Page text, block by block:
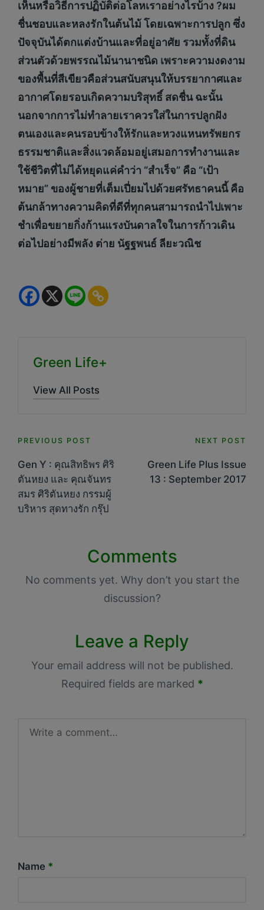
เห็นหรือวิธีการปฏิบัติต่อโลหเราอย่างไรบ้าง ?ผม
ชื่นชอบและหลงรักในต้นไม้ โดยเฉพาะการปลูก ซึ่ง
ปัจจุบันได้ตกแต่งบ้านและที่อยู่อาศัย รวมทั้งที่ดิน
ส่วนตัวด้วยพรรณไม้นานาชนิด เพราะความงดงาม
ของพื้นที่สีเขียวคือส่วนสนับสนุนให้บรรยากาศและ
อากาศโดยรอบเกิดความบริสุทธิ์ สดชื่น ฉะนั้น
นอกจากการไม่ทำลายเราควรใส่ในการปลูกฝัง
ตนเองและคนรอบข้างให้รักและหวงแหนทรัพยกร
ธรรมชาติและสิ่งแวดล้อมอยู่เสมอการทำงานและ
ใช้ชีวิตที่ไม่ได้หยุดแค่คำว่า “สำเร็จ” คือ “เป้า
หมาย” ของผู้ชายที่เต็มเปี่ยมไปด้วยศรัทธาคนนี้ คือ
ต้นกล้าทางความคิดที่ดีที่ทุกคนสามารถนำไปเพาะ
ชำเพื่อขยายกิ่งก้านแรงบันดาลใจในการก้าวเดิน
ต่อไปอย่างมีพลัง ต่าย นัฐฐพนธ์ ลียะวณิช
Green Life+
View All Posts
Post
navigation
PREVIOUS POST
Gen Y : คุณสิทธิพร ศิริ
ตันหยง และ คุณจันทร
สมร ศิริตันหยง กรรมผู้
บริหาร สุดทางรัก กรุ๊ป
NEXT POST
Green Life Plus Issue
13 : September 2017
Comments
No comments yet. Why don’t you start the
discussion?
Leave a Reply
Your email address will not be published.
Required fields are marked *
Name *